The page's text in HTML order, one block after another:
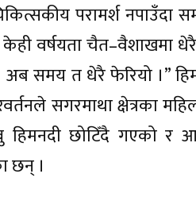
परामर्श नपाउँदा
केही वर्षयता चैत–वैशाखमा
अब समय त धेरै फेरियो ।”
सगरमाथा क्षेत्रका
हिमनदी छोटिँदै गएको र
छन् ।